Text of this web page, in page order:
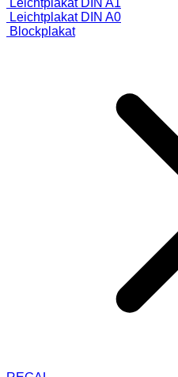
Leichtplakat DIN A0
Blockplakat